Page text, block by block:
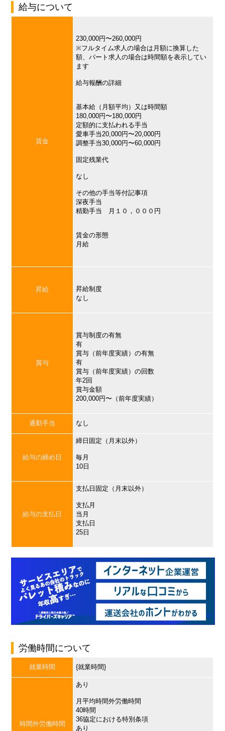
給与について
賃金
230,000円〜260,000円
※フルタイム求人の場合は月額に換算した
額、パート求人の場合は時間額を表示してい
ます
給与報酬の詳細
基本給（月額平均）又は時間額
180,000円〜180,000円
定額的に支払われる手当
愛車手当20,000円〜20,000円
調整手当30,000円〜60,000円
固定残業代
なし
その他の手当等付記事項
深夜手当
精勤手当 月１０，０００円
賃金の形態
月給
昇給
昇給制度
なし
賞与
賞与制度の有無
有
賞与（前年度実績）の有無
有
賞与（前年度実績）の回数
年2回
賞与金額
200,000円〜（前年度実績）
通勤手当 なし
給与の締め日
締日固定（月末以外）
毎月
10日
給与の支払日
支払日固定（月末以外）
支払月
当月
支払日
25日
労働時間について
就業時間 {就業時間}
時間外労働時間
あり
月平均時間外労働時間
40時間
36協定における特別条項
あり